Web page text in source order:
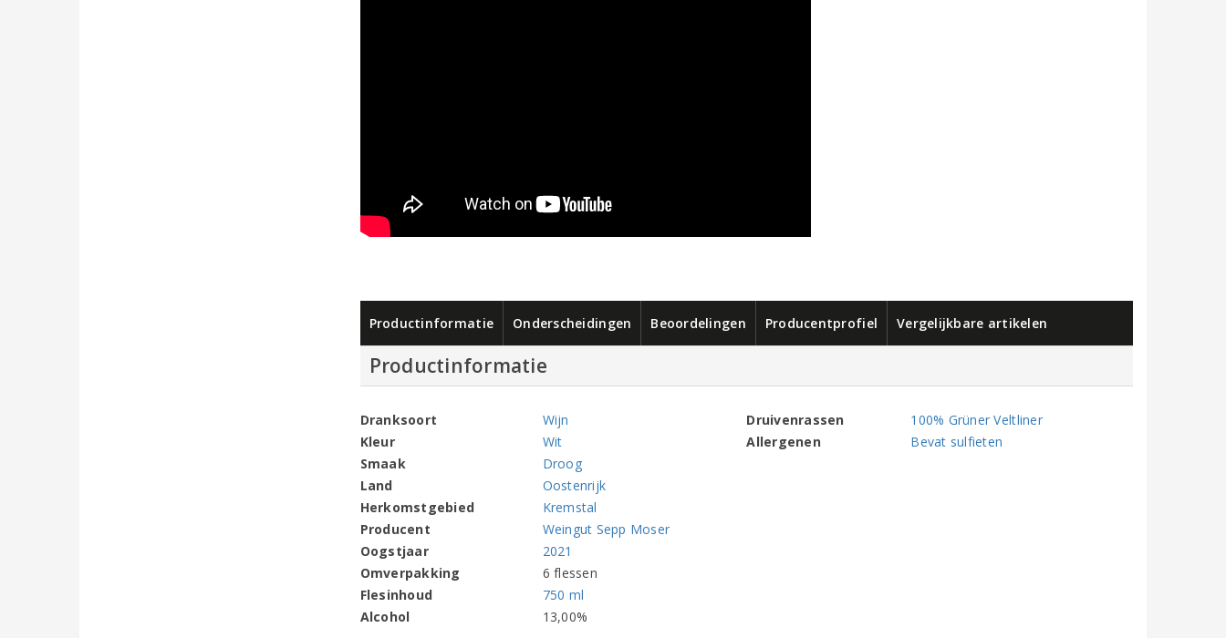
Productinformatie Onderscheidingen Beoordelingen Producentprofiel Vergelijkbare artikelen
Productinformatie
Dranksoort
Wijn
Kleur
Wit
Smaak
Droog
Land
Oostenrijk
Herkomstgebied
Kremstal
Producent
Weingut Sepp Moser
Oogstjaar
2021
Omverpakking
6 flessen
Flesinhoud
750 ml
Alcohol
13,00%
Druivenrassen
100% Grüner Veltliner
Allergenen
Bevat sulfieten